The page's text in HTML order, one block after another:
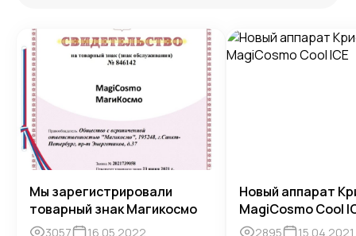
Мы зарегистрировали
товарный знак Магикосмо
3057 16.05.2022
Новый аппарат
MagiCosmo Cool
2895 15.04.2021